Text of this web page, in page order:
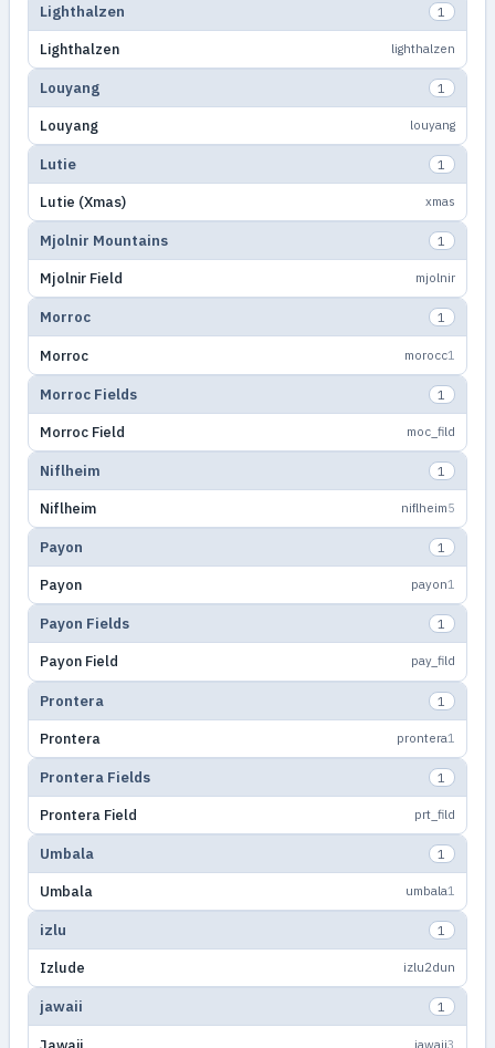
Lighthalzen 1
Lighthalzen lighthalzen
Louyang 1
Louyang louyang
Lutie 1
Lutie (Xmas) xmas
Mjolnir Mountains 1
Mjolnir Field mjolnir
Morroc 1
Morroc morocc1
Morroc Fields 1
Morroc Field moc_fild
Niflheim 1
Niflheim niflheim5
Payon 1
Payon payon1
Payon Fields 1
Payon Field pay_fild
Prontera 1
Prontera prontera1
Prontera Fields 1
Prontera Field prt_fild
Umbala 1
Umbala umbala1
izlu 1
Izlude izlu2dun
jawaii 1
jawaii3